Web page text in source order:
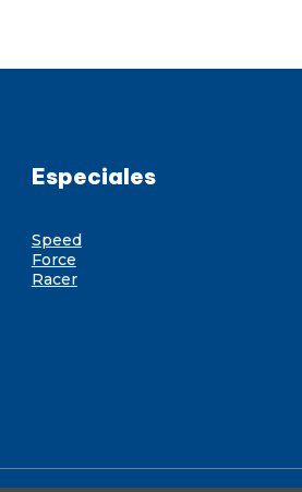
Especiales
Speed
Force
Racer